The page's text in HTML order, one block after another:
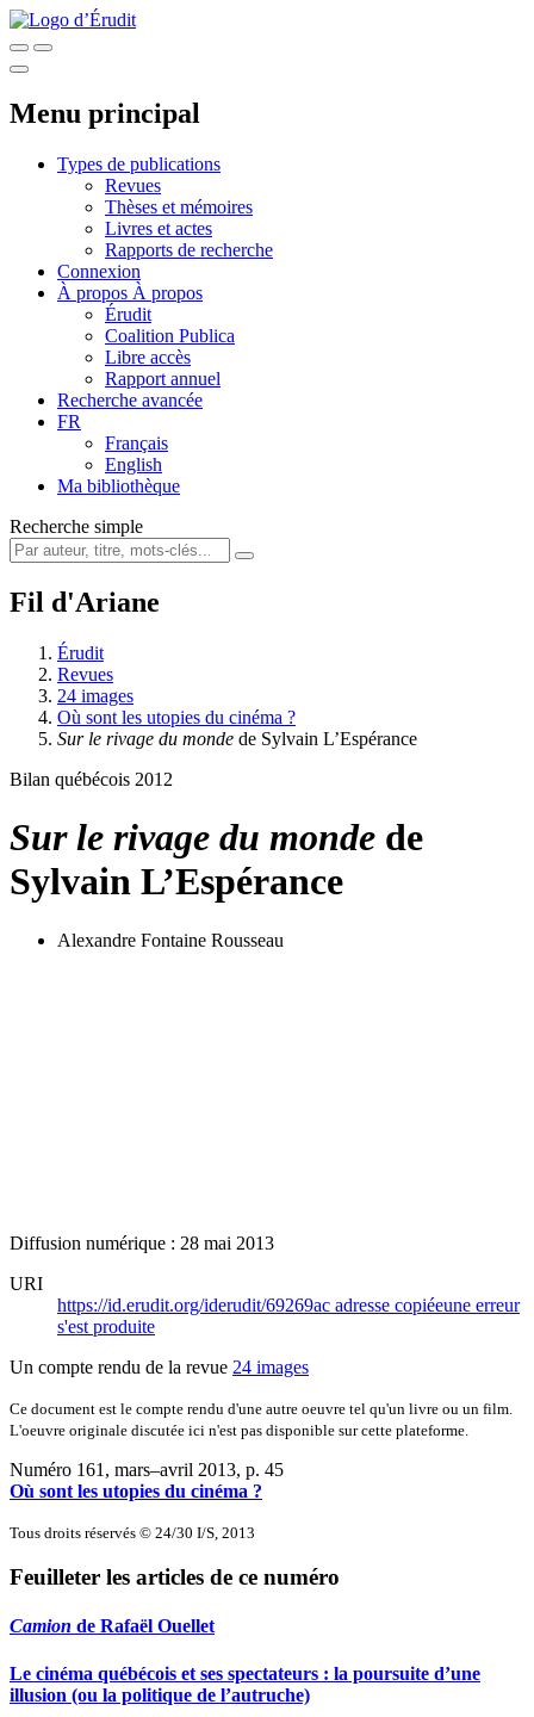
Menu principal
Types de publications
Revues
Thèses et mémoires
Livres et actes
Rapports de recherche
Connexion
À propos À propos
Érudit
Coalition Publica
Libre accès
Rapport annuel
Recherche avancée
FR
Français
English
Ma bibliothèque
Recherche simple
Fil d'Ariane
Érudit
Revues
24 images
Où sont les utopies du cinéma ?
Sur le rivage du monde de Sylvain L’Espérance
Bilan québécois 2012
Sur le rivage du monde de
Sylvain L’Espérance
Alexandre Fontaine Rousseau
Diffusion numérique : 28 mai 2013
URI
https://id.erudit.org/iderudit/69269ac adresse copiéeune erreur
s'est produite
Un compte rendu de la revue 24 images
Ce document est le compte rendu d'une autre oeuvre tel qu'un livre ou un film.
L'oeuvre originale discutée ici n'est pas disponible sur cette plateforme.
Numéro 161, mars–avril 2013, p. 45
Où sont les utopies du cinéma ?
Tous droits réservés © 24/30 I/S, 2013
Feuilleter les articles de ce numéro
Camion de Rafaël Ouellet
Le cinéma québécois et ses spectateurs : la poursuite d’une
illusion (ou la politique de l’autruche)